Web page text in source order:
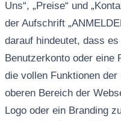
Uns“, „Preise“ und
der Aufschrift
darauf hindeutet, dass
Benutzerkonto oder eine
die vollen Funktionen
oberen Bereich der
Logo oder ein Branding